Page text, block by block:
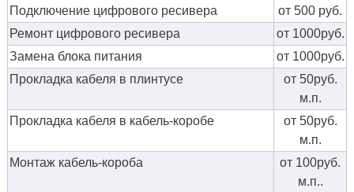
Подключение цифрового ресивера
от 500 руб.
Ремонт цифрового ресивера
от 1000руб.
Замена блока питания
от 1000руб.
Прокладка кабеля в плинтусе
от 50руб.
м.п.
Прокладка кабеля в кабель-коробе
от 50руб.
м.п.
Монтаж кабель-короба
от 100руб.
м.п..